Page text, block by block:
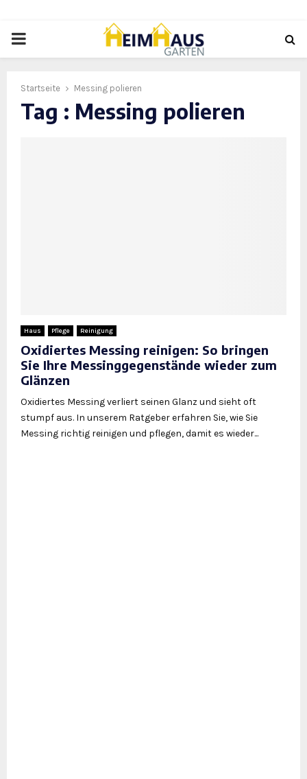
PRIMARY
Startseite Messing polieren
Tag : Messing polieren
Haus Pflege Reinigung
Oxidiertes Messing reinigen: So bringen
Sie Ihre Messinggegenstände wieder zum
Glänzen
Oxidiertes Messing verliert seinen Glanz und sieht oft
stumpf aus. In unserem Ratgeber erfahren Sie, wie Sie
Messing richtig reinigen und pflegen, damit es wieder...